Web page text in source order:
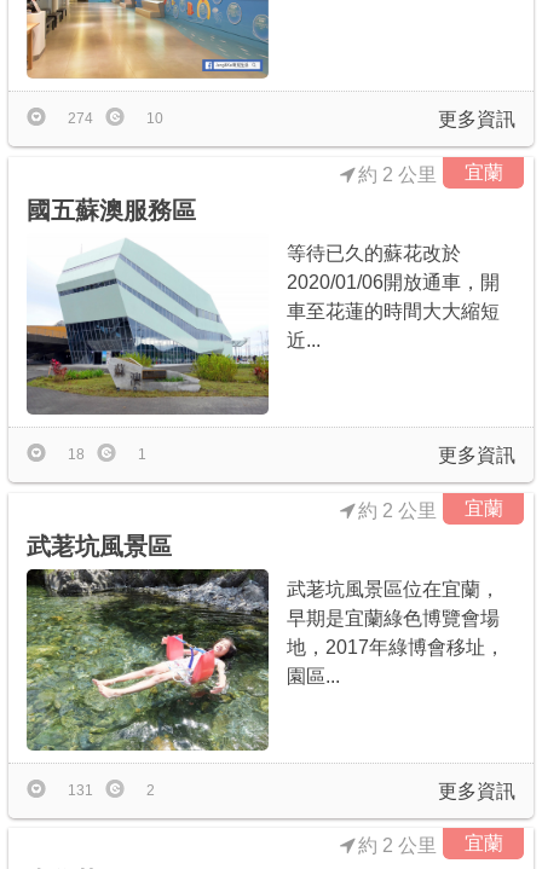
更多資訊
274 10
宜蘭
約 2 公里
國五蘇澳服務區
等待已久的蘇花改於
2020/01/06開放通車，開
車至花蓮的時間大大縮短
近...
更多資訊
18 1
宜蘭
約 2 公里
武荖坑風景區
武荖坑風景區位在宜蘭，
早期是宜蘭綠色博覽會場
地，2017年綠博會移址，
園區...
更多資訊
131 2
宜蘭
約 2 公里